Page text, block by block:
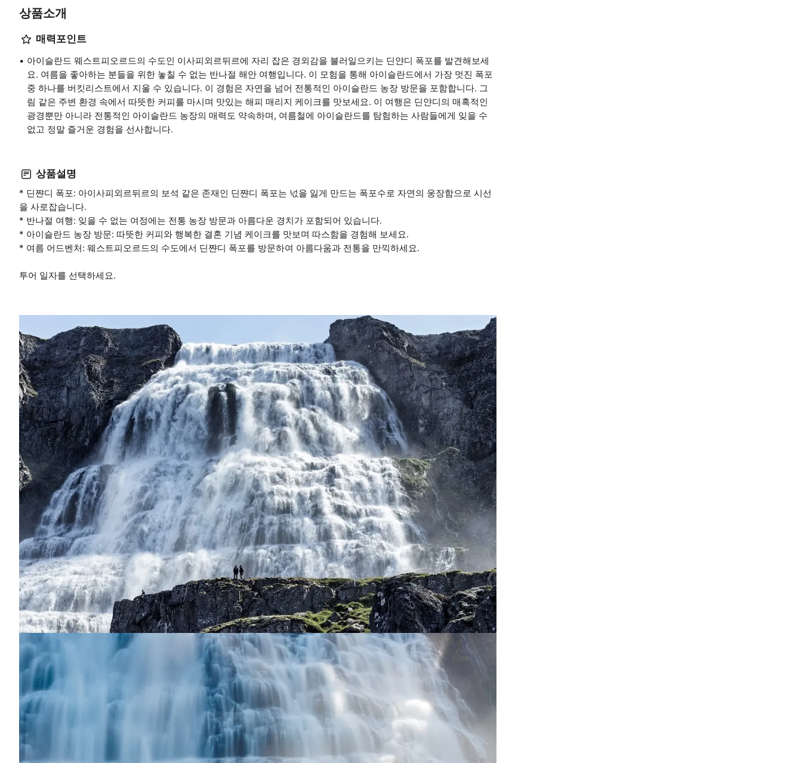
상품소개
매력포인트
아이슬란드 웨스트피오르드의 수도인 이사피외르뒤르에 자리 잡은 경외감을 불러일으키는 딘얀디 폭포를 발견해보세
요. 여름을 좋아하는 분들을 위한 놓칠 수 없는 반나절 해안 여행입니다. 이 모험을 통해 아이슬란드에서 가장 멋진 폭포
중 하나를 버킷리스트에서 지울 수 있습니다. 이 경험은 자연을 넘어 전통적인 아이슬란드 농장 방문을 포함합니다. 그
림 같은 주변 환경 속에서 따뜻한 커피를 마시며 맛있는 해피 매리지 케이크를 맛보세요. 이 여행은 딘얀디의 매혹적인
광경뿐만 아니라 전통적인 아이슬란드 농장의 매력도 약속하며, 여름철에 아이슬란드를 탐험하는 사람들에게 잊을 수
없고 정말 즐거운 경험을 선사합니다.
상품설명
* 딘쨘디 폭포: 아이사피외르뒤르의 보석 같은 존재인 딘쨘디 폭포는 넋을 잃게 만드는 폭포수로 자연의 웅장함으로 시선
을 사로잡습니다.
* 반나절 여행: 잊을 수 없는 여정에는 전통 농장 방문과 아름다운 경치가 포함되어 있습니다.
* 아이슬란드 농장 방문: 따뜻한 커피와 행복한 결혼 기념 케이크를 맛보며 따스함을 경험해 보세요.
* 여름 어드벤처: 웨스트피오르드의 수도에서 딘쨘디 폭포를 방문하여 아름다움과 전통을 만끽하세요.
투어 일자를 선택하세요.